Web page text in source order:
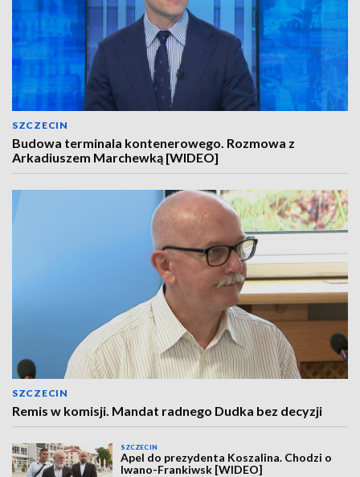
SZCZECIN
Budowa terminala kontenerowego. Rozmowa z
Arkadiuszem Marchewką [WIDEO]
SZCZECIN
Remis w komisji. Mandat radnego Dudka bez decyzji
SZCZECIN
Apel do prezydenta Koszalina. Chodzi o
Iwano-Frankiwsk [WIDEO]